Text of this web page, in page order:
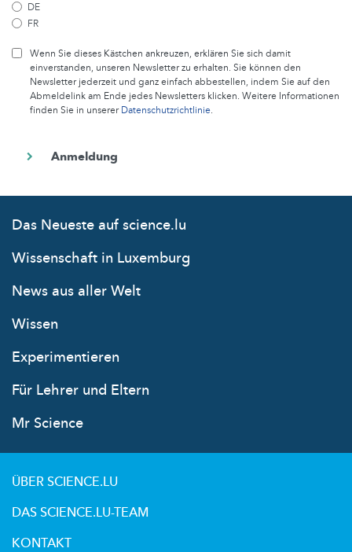
DE
FR
Wenn Sie dieses Kästchen ankreuzen, erklären Sie sich damit
einverstanden, unseren Newsletter zu erhalten. Sie können den
Newsletter jederzeit und ganz einfach abbestellen, indem Sie auf den
Abmeldelink am Ende jedes Newsletters klicken. Weitere Informationen
finden Sie in unsererDatenschutzrichtlinie.
Das Neueste auf science.lu
Wissenschaft in Luxemburg
News aus aller Welt
Wissen
Experimentieren
Für Lehrer und Eltern
Mr Science
ÜBER SCIENCE.LU
DAS SCIENCE.LU-TEAM
KONTAKT